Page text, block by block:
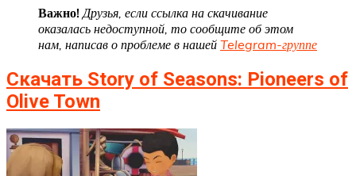
Важно! Друзья, если ссылка на скачивание
оказалась недоступной, то сообщите об этом
нам, написав о проблеме в нашей Telegram-группе
Скачать Story of Seasons: Pioneers of
Olive Town